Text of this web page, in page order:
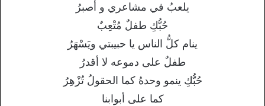
يلعبُ في مشاعري و أصبرُ
حُبُّكِ طفلٌ مُتْعِبٌ
ينام كلُّ الناس يا حبيبتي ويَسْهَرُ
طفلٌ على دموعه لا أقدرُ
حُبُّكِ ينمو وحدهُ كما الحقولُ تُزْهِرُ
كما على أبوابنا